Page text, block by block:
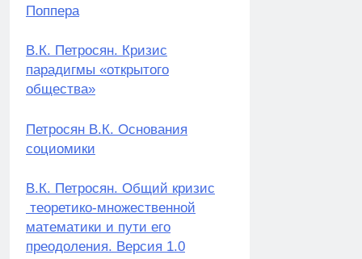
Поппера
В.К. Петросян. Кризис
парадигмы «открытого
общества»
Петросян В.К. Основания
социомики
В.К. Петросян. Общий кризис
теоретико-множественной
математики и пути его
преодоления. Версия 1.0